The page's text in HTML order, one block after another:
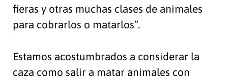
fieras y otras muchas clases de animales
para cobrarlos o matarlos”.
Estamos acostumbrados a considerar la
caza como salir a matar animales con